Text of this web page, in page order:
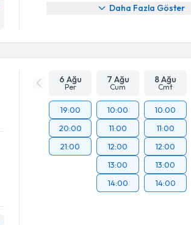
Daha Fazla Göster
6 Ağu
Per
7 Ağu
Cum
8 Ağu
Cmt
19:00
20:00
21:00
10:00
11:00
12:00
13:00
14:00
10:00
11:00
12:00
13:00
14:00